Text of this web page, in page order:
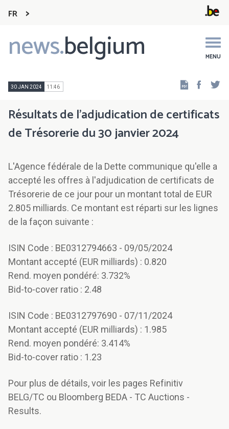
FR
news.belgium MENU
Main
navigation
30 JAN 2024 11:46
Résultats de l'adjudication de certificats
de Trésorerie du 30 janvier 2024
L'Agence fédérale de la Dette communique qu'elle a
accepté les offres à l'adjudication de certificats de
Trésorerie de ce jour pour un montant total de EUR
2.805 milliards. Ce montant est réparti sur les lignes
de la façon suivante :
ISIN Code : BE0312794663 - 09/05/2024
Montant accepté (EUR milliards) : 0.820
Rend. moyen pondéré: 3.732%
Bid-to-cover ratio : 2.48
ISIN Code : BE0312797690 - 07/11/2024
Montant accepté (EUR milliards) : 1.985
Rend. moyen pondéré: 3.414%
Bid-to-cover ratio : 1.23
Pour plus de détails, voir les pages Refinitiv
BELG/TC ou Bloomberg BEDA - TC Auctions -
Results.